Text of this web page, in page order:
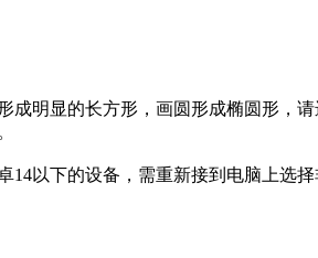
明显的长方形，画圆形成椭圆形，
以下的设备，需重新接到电脑上选择